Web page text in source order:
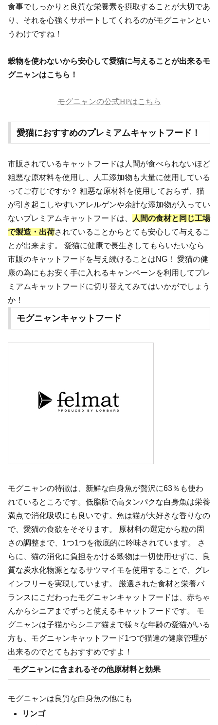
食事でしっかりと良質な栄養素を摂取することが大切であ
り、それを心強くサポートしてくれるのがモグニャンとい
うわけですね！
穀物を使わないから安心して愛猫に与えることが出来るモ
グニャンはこちら！
モグニャンの公式HPはこちら
愛猫におすすめのプレミアムキャットフード！
市販されているキャットフードは人間が食べられないほど
粗悪な原材料を使用し、人工添加物も大量に使用している
ってご存じですか？ 粗悪な原材料を使用しておらず、猫
が引き起こしやすいアレルゲンや余計な添加物が入ってい
ないプレミアムキャットフードは、
人間の食材と同じ工場
で製造・出荷されていることからとても安心して与えるこ
とが出来ます。 愛猫に健康で長生きしてもらいたいなら
市販のキャットフードを与え続けることはNG！ 愛猫の健
康の為にもお安く手に入れるキャンペーンを利用してプレ
ミアムキャットフードに切り替えてみてはいかがでしょう
か！
モグニャンキャットフード
モグニャンの特徴は、新鮮な白身魚が贅沢に63％も使わ
れているところです。低脂肪で高タンパクな白身魚は栄養
満点で消化吸収にも良いです。魚は猫が大好きな香りなの
で、愛猫の食欲をそそります。 原材料の選定から粒の固
さの調整まで、1つ1つを徹底的に吟味されています。 さ
らに、猫の消化に負担をかける穀物は一切使用せずに、良
質な炭水化物源となるサツマイモを使用することで、グレ
インフリーを実現しています。 厳選された食材と栄養バ
ランスにこだわったモグニャンキャットフードは、赤ちゃ
んからシニアまでずっと使えるキャットフードです。 モ
グニャンは子猫からシニア猫まで様々な年齢の愛猫がいる
方も、モグニャンキャットフード1つで猫達の健康管理が
出来るのでとてもおすすめですよ！
モグニャンに含まれるその他原材料と効果
モグニャンは良質な白身魚の他にも
リンゴ